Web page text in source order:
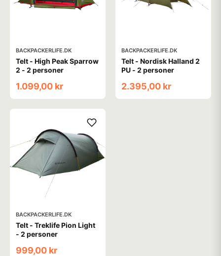
BACKPACKERLIFE.DK
Telt - High Peak Sparrow
2 - 2 personer
1.099,00 kr
BACKPACKERLIFE.DK
Telt - Nordisk Halland 2
PU - 2 personer
2.395,00 kr
BACKPACKERLIFE.DK
Telt - Treklife Pion Light
- 2 personer
999,00 kr